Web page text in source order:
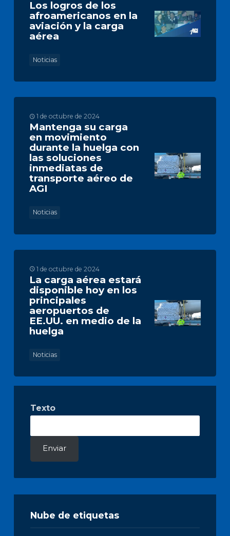
Los logros de los
afroamericanos en la
aviación y la carga
aérea
Noticias
1 de octubre de 2024
Mantenga su carga
en movimiento
durante la huelga con
las soluciones
inmediatas de
transporte aéreo de
AGI
Noticias
1 de octubre de 2024
La carga aérea estará
disponible hoy en los
principales
aeropuertos de
EE.UU. en medio de la
huelga
Noticias
Texto
Enviar
Nube de etiquetas